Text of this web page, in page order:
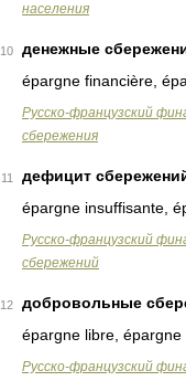
населения
10
денежные
épargne financière,
Русско-французский
сбережения
11
дефицит
épargne insuffisante,
Русско-французский
сбережений
12
добровольные
épargne libre, épargne
Русско-французский